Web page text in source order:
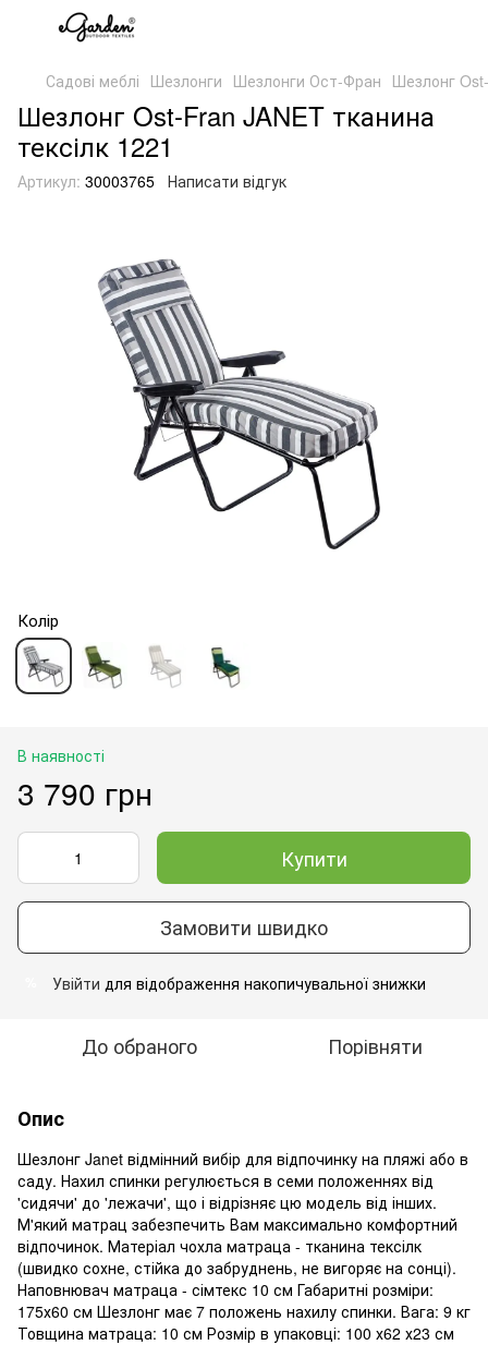
Садові меблі Шезлонги Шезлонги Ост-Фран Шезлонг
Шезлонг Ost-Fran JANET тканина
тексілк 1221
Артикул: 30003765 Написати відгук
Колір
В наявності
3 790 грн
Купити
Замовити швидко
Увійти для відображення накопичувальної знижки
До обраного Порівняти
Опис
Шезлонг Janet відмінний вибір для відпочинку на пляжі або в
саду. Нахил спинки регулюється в семи положеннях від
'сидячи' до 'лежачи', що і відрізняє цю модель від інших.
М'який матрац забезпечить Вам максимально комфортний
відпочинок. Матеріал чохла матраца - тканина тексілк
(швидко сохне, стійка до забруднень, не вигоряє на сонці).
Наповнювач матраца - сімтекс 10 см Габаритні розміри:
175х60 см Шезлонг має 7 положень нахилу спинки. Вага: 9 кг
Товщина матраца: 10 см Розмір в упаковці: 100 х62 х23 см